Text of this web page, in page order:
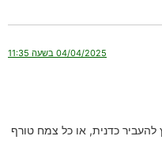
04/04/2025 בשעה 11:35
כדנית, או כל צמח טורף